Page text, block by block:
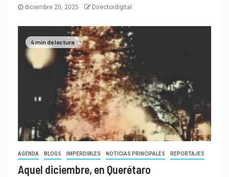
diciembre 20, 2025 Directordigital
4 min de lectura
AGENDA BLOGS IMPERDIBLES NOTICIAS PRINCIPALES REPORTAJES
Aquel diciembre, en Querétaro